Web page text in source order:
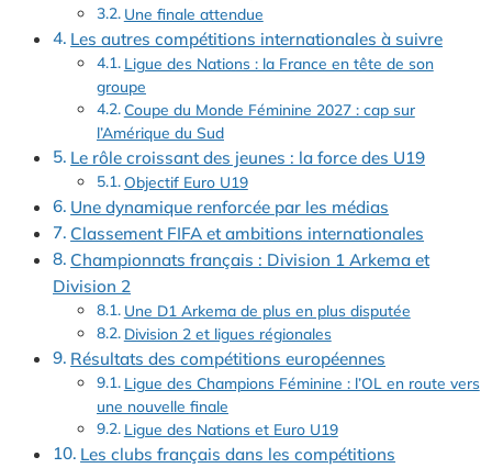
Une finale attendue
Les autres compétitions internationales à suivre
Ligue des Nations : la France en tête de son
groupe
Coupe du Monde Féminine 2027 : cap sur
l’Amérique du Sud
Le rôle croissant des jeunes : la force des U19
Objectif Euro U19
Une dynamique renforcée par les médias
Classement FIFA et ambitions internationales
Championnats français : Division 1 Arkema et
Division 2
Une D1 Arkema de plus en plus disputée
Division 2 et ligues régionales
Résultats des compétitions européennes
Ligue des Champions Féminine : l’OL en route vers
une nouvelle finale
Ligue des Nations et Euro U19
Les clubs français dans les compétitions